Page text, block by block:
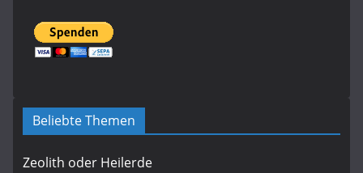
Beliebte Themen
Zeolith oder Heilerde